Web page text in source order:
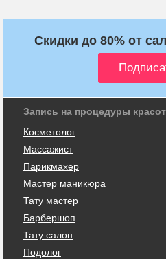
Скидки до 80% от
Запись на процедуры
Косметолог
Массажист
Парикмахер
Мастер маникюра
Тату мастер
Барбершоп
Тату салон
Подолог